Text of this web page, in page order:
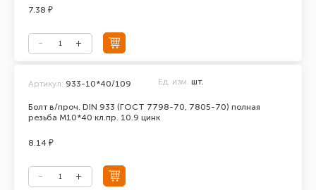
7.38 ₽
Болт в/проч. DIN 933 (ГОСТ 7798-70, 7805-70) полная
резьба М10*40 кл.пр. 10.9 цинк
Артикул: 933-10*40/109 Ед. изм. шт.
8.14 ₽